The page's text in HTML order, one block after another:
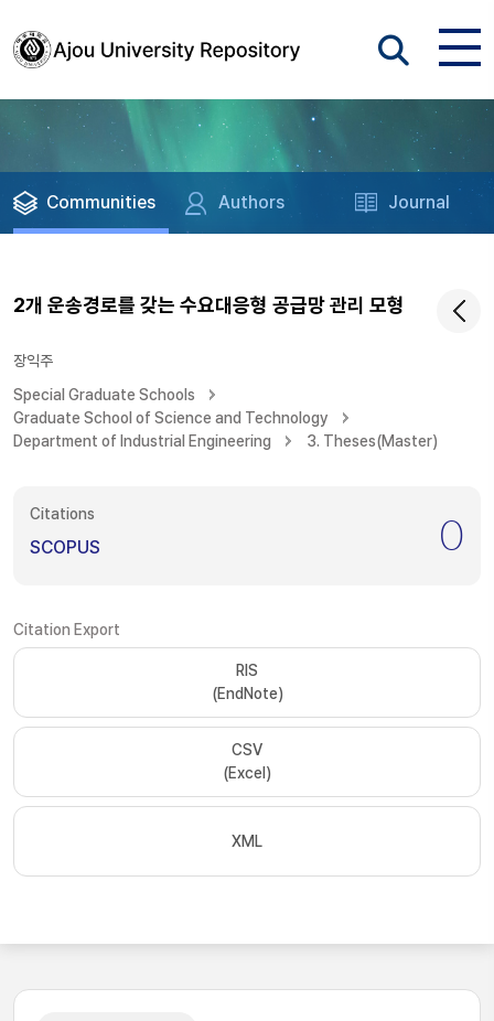
Communities Authors Journal
2개 운송경로를 갖는 수요대응형 공급망 관리 모형
장익주
Special Graduate Schools
Graduate School of Science and Technology
Department of Industrial Engineering
3. Theses(Master)
Citations
SCOPUS 0
Citation Export
RIS
(EndNote)
CSV
(Excel)
XML